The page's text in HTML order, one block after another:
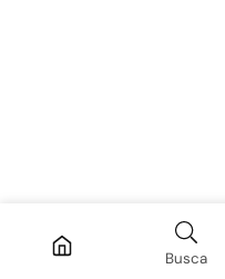
Busca